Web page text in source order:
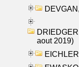
aout 2019)